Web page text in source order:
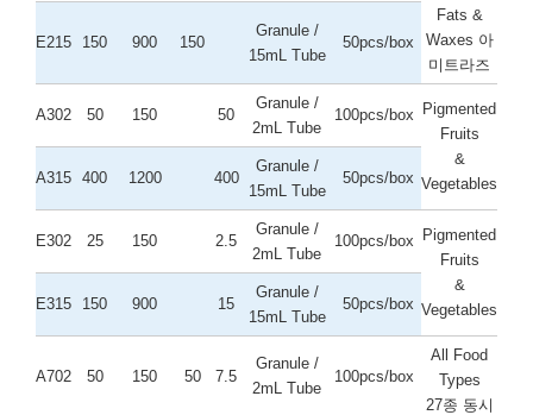
Fats &
Waxes 아
미트라즈
E215 150 900 150
Granule /
15mL Tube
50pcs/box
A302 50 150 50
Granule /
2mL Tube
100pcs/box Pigmented
Fruits
&
Vegetables
A315 400 1200 400
Granule /
15mL Tube
50pcs/box
E302 25 150 2.5
Granule /
2mL Tube
100pcs/box Pigmented
Fruits
&
Vegetables
E315 150 900 15
Granule /
15mL Tube
50pcs/box
A702 50 150 50 7.5
Granule /
2mL Tube
100pcs/box
All Food
Types
27종 동시